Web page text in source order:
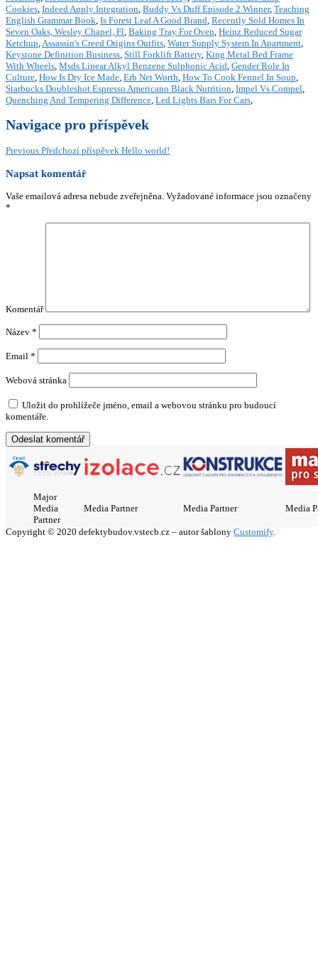
Cookies, Indeed Apply Integration, Buddy Vs Duff Episode 2 Winner, Teaching
English Grammar Book, Is Forest Leaf A Good Brand, Recently Sold Homes In
Seven Oaks, Wesley Chapel, Fl, Baking Tray For Oven, Heinz Reduced Sugar
Ketchup,Assassin's Creed Origins Outfits, Water Supply System In Apartment,
Keystone Definition Business, Still Forklift Battery, King Metal Bed Frame
With Wheels, Msds Linear Alkyl Benzene Sulphonic Acid, Gender Role In
Culture, How Is Dry Ice Made, Erb Net Worth, How To Cook Fennel In Soup,
Starbucks Doubleshot Espresso Americano Black Nutrition, Impel Vs Compel,
Quenching And Tempering Difference, Led Lights Bars For Cars,
Navigace pro příspěvek
Previous Předchozí příspěvek Hello world!
Napsat komentář
Vaše emailová adresa nebude zveřejněna. Vyžadované informace jsou označeny
*
Komentář
Název *
Email *
Webová stránka
Uložit do prohlížeče jméno, email a webovou stránku pro budoucí
komentáře.
Major
Media
Partner
Media Partner Media Partner Media
Copyright © 2020 defektybudov.vstecb.cz – autor šablony Customify.